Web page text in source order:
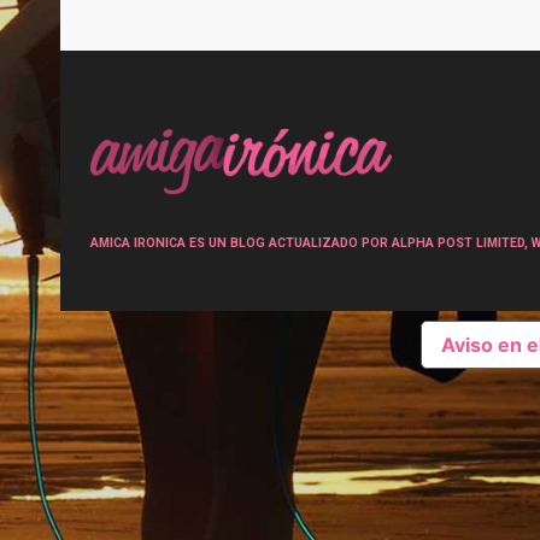
AMICA IRONICA ES UN BLOG ACTUALIZADO POR ALPHA POST
Aviso en